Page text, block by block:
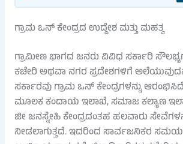
ಗ್ರಾಮ ಒನ್ ಕೇಂದ್ರದ ಉದ್ದೇಶ ಮತ್ತು ಮಹತ್ವ
ಗ್ರಾಮೀಣ ಭಾಗದ ಜನರು ವಿವಿಧ ಸರ್ಕಾರಿ
ಕಚೇರಿ ಅಥವಾ ನಗರ ಪ್ರದೇಶಗಳಿಗೆ
ಸರ್ಕಾರವು ಗ್ರಾಮ ಒನ್ ಕೇಂದ್ರಗಳನ್ನು
ಮೂಲಕ ಕಂದಾಯ ಇಲಾಖೆ, ಸಮಾಜ ಕಲ್ಯಾಣ
ಜೀ ಜನಸ್ನೇಹಿ ಕೇಂದ್ರದಂತಹ ಹಲವಾರು
ನೀಡಲಾಗುತ್ತದೆ. ಇದರಿಂದ ಸಾರ್ವಜನಿಕರ